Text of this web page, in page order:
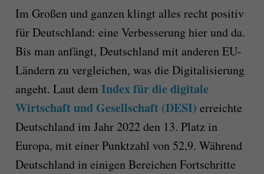
Im Großen und ganzen klingt alles recht positiv
für Deutschland: eine Verbesserung hier und da.
Bis man anfängt, Deutschland mit anderen EU-
Ländern zu vergleichen, was die Digitalisierung
angeht. Laut dem Index für die digitale
Wirtschaft und Gesellschaft (DESI) erreichte
Deutschland im Jahr 2022 den 13. Platz in
Europa, mit einer Punktzahl von 52,9. Während
Deutschland in einigen Bereichen Fortschritte